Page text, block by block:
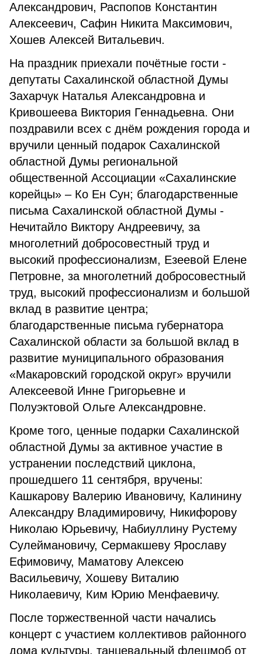
Александрович, Распопов Константин
Алексеевич, Сафин Никита Максимович,
Хошев Алексей Витальевич.
На праздник приехали почётные гости -
депутаты Сахалинской областной Думы
Захарчук Наталья Александровна и
Кривошеева Виктория Геннадьевна. Они
поздравили всех с днём рождения города и
вручили ценный подарок Сахалинской
областной Думы региональной
общественной Ассоциации «Сахалинские
корейцы» – Ко Ен Сун; благодарственные
письма Сахалинской областной Думы -
Нечитайло Виктору Андреевичу, за
многолетний добросовестный труд и
высокий профессионализм, Езеевой Елене
Петровне, за многолетний добросовестный
труд, высокий профессионализм и большой
вклад в развитие центра;
благодарственные письма губернатора
Сахалинской области за большой вклад в
развитие муниципального образования
«Макаровский городской округ» вручили
Алексеевой Инне Григорьевне и
Полуэктовой Ольге Александровне.
Кроме того, ценные подарки Сахалинской
областной Думы за активное участие в
устранении последствий циклона,
прошедшего 11 сентября, вручены:
Кашкарову Валерию Ивановичу, Калинину
Александру Владимировичу, Никифорову
Николаю Юрьевичу, Набиуллину Рустему
Сулеймановичу, Сермакшеву Ярославу
Ефимовичу, Маматову Алексею
Васильевичу, Хошеву Виталию
Николаевичу, Ким Юрию Менфаевичу.
После торжественной части начались
концерт с участием коллективов районного
дома культуры, танцевальный флешмоб от